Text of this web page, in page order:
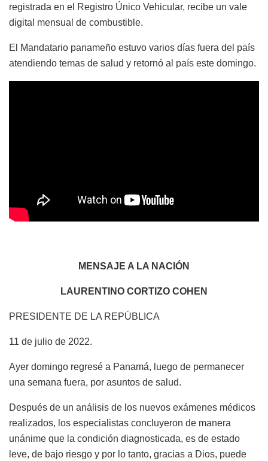
registrada en el Registro Único Vehicular, recibe un vale
digital mensual de combustible.
El Mandatario panameño estuvo varios días fuera del país
atendiendo temas de salud y retornó al país este domingo.
MENSAJE A LA NACIÓN
LAURENTINO CORTIZO COHEN
PRESIDENTE DE LA REPÚBLICA
11 de julio de 2022.
Ayer domingo regresé a Panamá, luego de permanecer
una semana fuera, por asuntos de salud.
Después de un análisis de los nuevos exámenes médicos
realizados, los especialistas concluyeron de manera
unánime que la condición diagnosticada, es de estado
leve, de bajo riesgo y por lo tanto, gracias a Dios, puede